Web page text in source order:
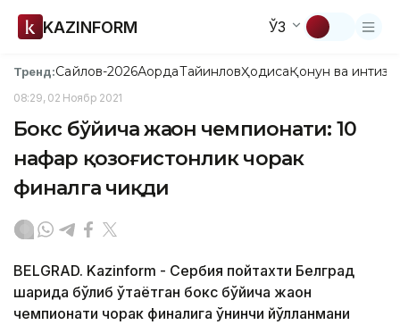
KAZINFORM ЎЗ
Тренд:Сайлов-2026АқордаТайинловҲодисаҚонун ва
08:29, 02 Ноябр 2021
Бокс бўйича жаҳон чемпионати: 10
нафар қозоғистонлик чорак
финалга чиқди
BELGRAD. Kazinform - Сербия пойтахти Белград
шаҳрида бўлиб ўтаётган бокс бўйича жаҳон
чемпионати чорак финалига ўнинчи йўлланмани